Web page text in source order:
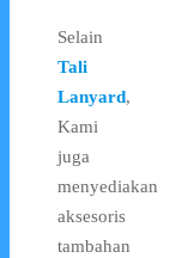
Selain
Tali
Lanyard,
Kami
juga
menyediakan
aksesoris
tambahan